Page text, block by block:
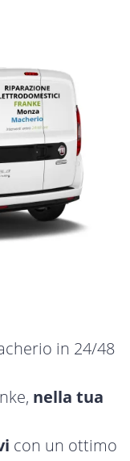
in 24/48
nella tua
con un ottimo